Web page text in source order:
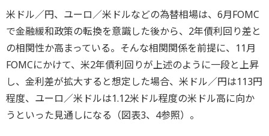
米ドル／円、ユーロ／米ドルなどの為替相場は、6月FOMC
で金融緩和政策の転換を意識した後から、2年債利回り差と
の相関性か高まっている。そんな相関関係を前提に、11月
FOMCにかけて、米2年債利回りが上述のように一段と上昇
し、金利差が拡大すると想定した場合、米ドル／円は113円
程度、ユーロ／米ドルは1.12米ドル程度の米ドル高に向か
うといった見通しになる（図表3、4参照）。